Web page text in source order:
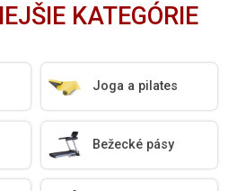
KATEGÓRIE
Joga a pilates
Bežecké pásy